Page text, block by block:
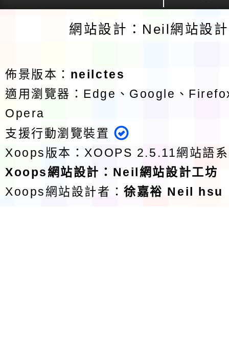
網站設計：Neil網站設
佈景版本： neilctes
適用瀏覽器：Edge、Google、
Opera
支援行動瀏覽裝置
Xoops版本：XOOPS 2.5.11網站語
Xoops網站設計 ： Neil網站設計工坊
Xoops網站設計者：徐嘉裕 Neil hsu